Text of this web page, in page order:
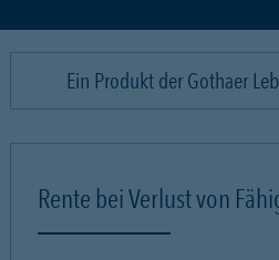
Ein Produkt der Gothaer
Rente bei Verlust von